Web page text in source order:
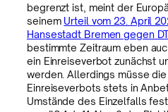
begrenzt ist, meint der
seinem Urteil vom 23. April
Hansestadt Bremen gegen
bestimmte Zeitraum eben
ein Einreiseverbot zunächst
werden. Allerdings müsse
Einreiseverbots stets in
Umstände des Einzelfalls